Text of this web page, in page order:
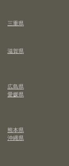
三重県
滋賀県
広島県
愛媛県
熊本県
沖縄県